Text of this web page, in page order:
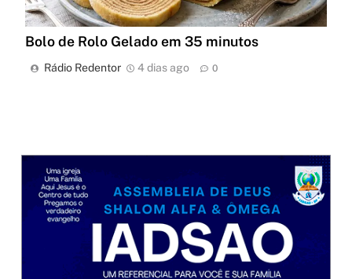
Bolo de Rolo Gelado em 35 minutos
Rádio Redentor 4 dias ago 0